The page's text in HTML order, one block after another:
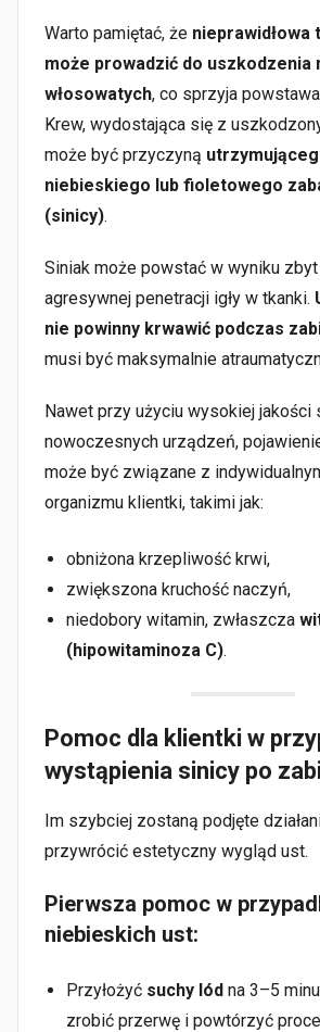
Warto pamiętać, że nieprawidłowa
może prowadzić do uszkodzenia
włosowatych, co sprzyja
Krew, wydostająca się z
może być przyczyną
niebieskiego lub fioletowego
(sinicy).
Siniak może powstać w wyniku zbyt
agresywnej penetracji igły w tkanki.
nie powinny krwawić podczas
musi być maksymalnie
Nawet przy użyciu wysokiej jakości
nowoczesnych urządzeń,
może być związane z
organizmu klientki, takimi jak:
obniżona krzepliwość krwi,
zwiększona kruchość naczyń,
niedobory witamin, zwłaszcza
(hipowitaminoza C).
Pomoc dla klientki w
wystąpienia sinicy po
Im szybciej zostaną podjęte
przywrócić estetyczny wygląd ust.
Pierwsza pomoc w
niebieskich ust:
Przyłożyć suchy lód na 3–5
zrobić przerwę i powtórzyć